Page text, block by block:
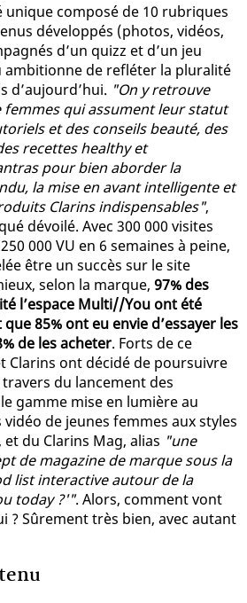
unique composé de 10 rubriques
développés (photos, vidéos,
d’un quizz et d’un jeu
de refléter la pluralité
d’aujourd’hui. "On y retrouve
qui assument leur statut
et des conseils beauté, des
recettes healthy et
pour bien aborder la
la mise en avant intelligente et
Clarins indispensables",
dévoilé. Avec 300 000 visites
000 VU en 6 semaines à peine,
être un succès sur le site
selon la marque, 97% des
l’espace Multi//You ont été
85% ont eu envie d’essayer les
de les acheter. Forts de ce
Clarins ont décidé de poursuivre
du lancement des
gamme mise en lumière au
de jeunes femmes aux styles
du Clarins Mag, alias "une
de magazine de marque sous la
list interactive autour de la
today ?'". Alors, comment vont
? Sûrement très bien, avec autant